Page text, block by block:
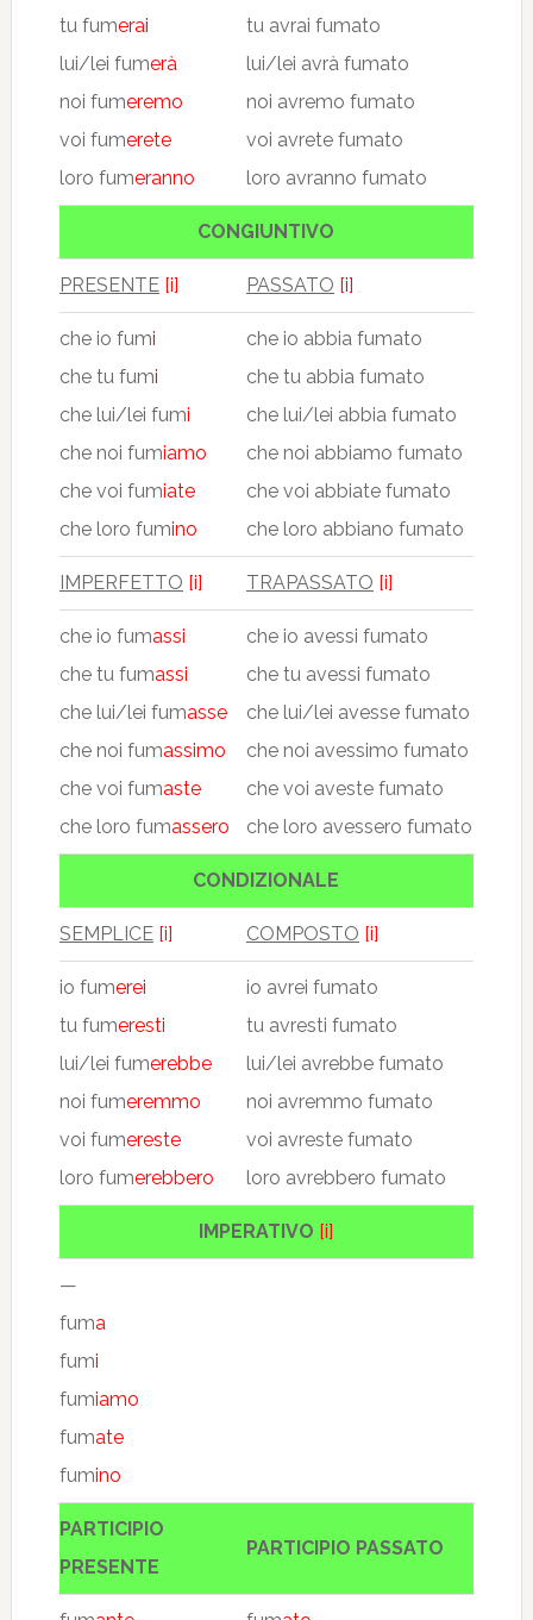
tu fumerai
lui/lei fumerà
noi fumeremo
voi fumerete
loro fumeranno
tu avrai fumato
lui/lei avrà fumato
noi avremo fumato
voi avrete fumato
loro avranno fumato
CONGIUNTIVO
PRESENTE [i] PASSATO [i]
che io fumi
che tu fumi
che lui/lei fumi
che noi fumiamo
che voi fumiate
che loro fumino
che io abbia fumato
che tu abbia fumato
che lui/lei abbia fumato
che noi abbiamo fumato
che voi abbiate fumato
che loro abbiano fumato
IMPERFETTO [i] TRAPASSATO [i]
che io fumassi
che tu fumassi
che lui/lei fumasse
che noi fumassimo
che voi fumaste
che loro fumassero
che io avessi fumato
che tu avessi fumato
che lui/lei avesse fumato
che noi avessimo fumato
che voi aveste fumato
che loro avessero fumato
CONDIZIONALE
SEMPLICE [i] COMPOSTO [i]
io fumerei
tu fumeresti
lui/lei fumerebbe
noi fumeremmo
voi fumereste
loro fumerebbero
io avrei fumato
tu avresti fumato
lui/lei avrebbe fumato
noi avremmo fumato
voi avreste fumato
loro avrebbero fumato
IMPERATIVO [i]
—
fuma
fumi
fumiamo
fumate
fumino
PARTICIPIO
PRESENTE
PARTICIPIO PASSATO